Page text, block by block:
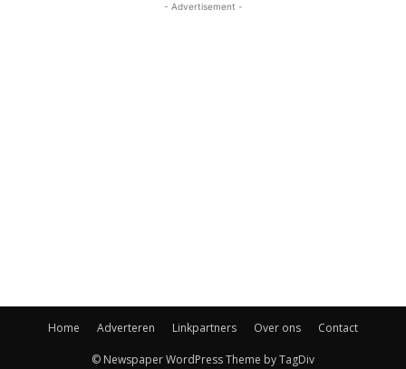
- Advertisement -
Home Adverteren Linkpartners Over ons Contact
© Newspaper WordPress Theme by TagDiv